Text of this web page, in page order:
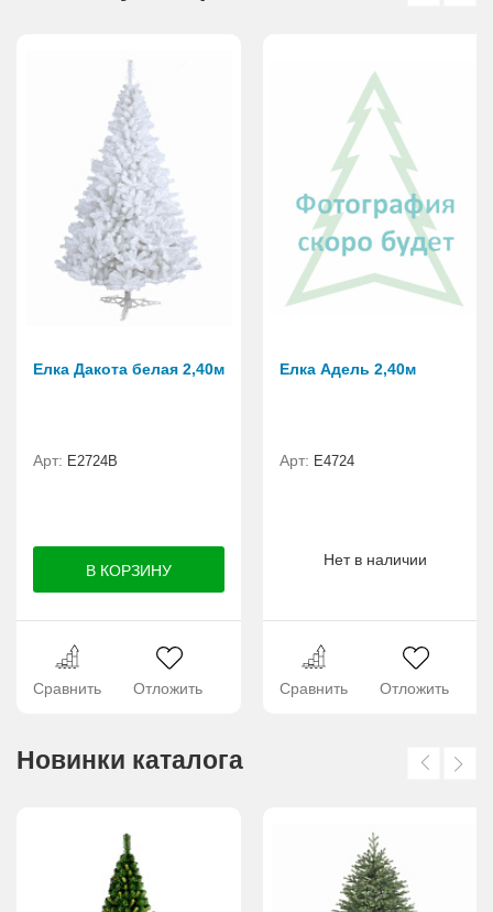
Елка Дакота белая 2,40м
Арт: Е2724B
Сравнить Отложить
Елка Адель 2,40м
Арт: Е4724
Нет в наличии
Сравнить Отложить
Новинки каталога